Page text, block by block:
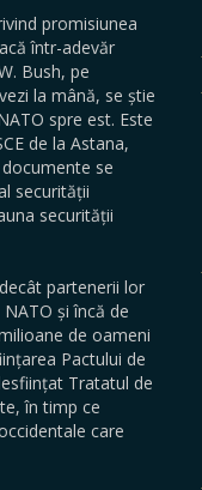
promisiunea
într-adevăr
Bush, pe
la mână, se știe
spre est. Este
de la Astana,
se
securității
securității
partenerii lor
și încă de
de oameni
Pactului de
Tratatul de
în timp ce
care